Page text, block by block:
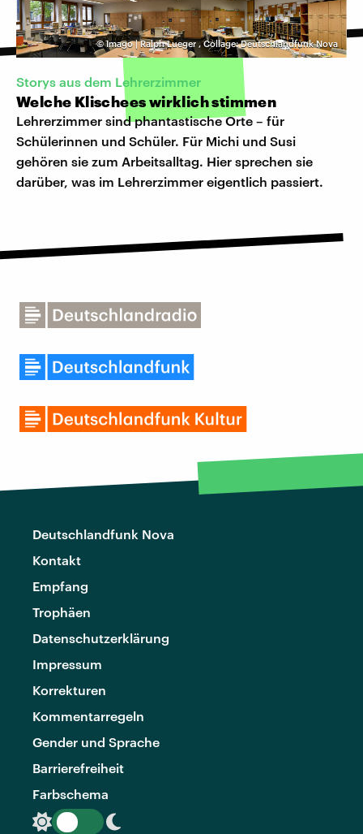
©Imago | Ralph Lueger,Collage: Deutschlandfunk Nova
Storys aus dem Lehrerzimmer
Welche Klischees wirklich stimmen
Lehrerzimmer sind phantastische Orte – für
Schülerinnen und Schüler. Für Michi und Susi
gehören sie zum Arbeitsalltag. Hier sprechen sie
darüber, was im Lehrerzimmer eigentlich passiert.
Deutschlandfunk Nova
Kontakt
Empfang
Trophäen
Datenschutzerklärung
Impressum
Korrekturen
Kommentarregeln
Gender und Sprache
Barrierefreiheit
Farbschema